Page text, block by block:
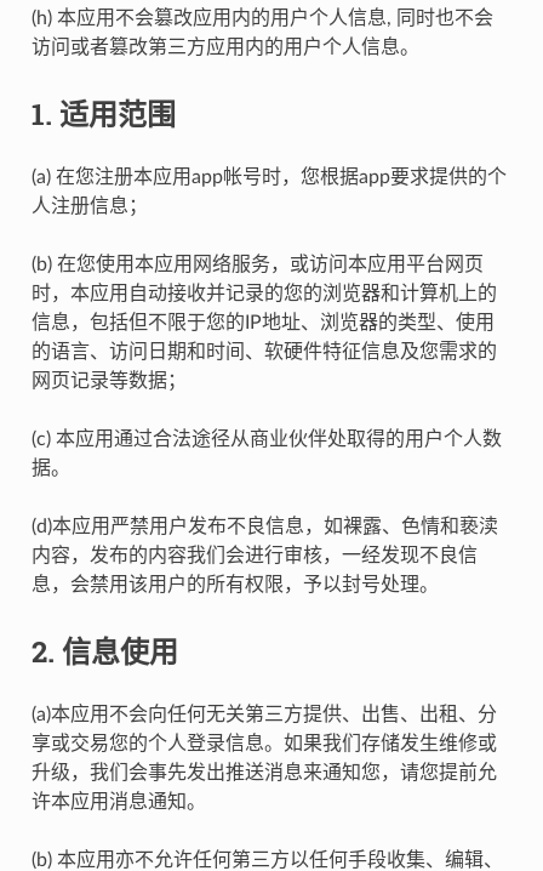
(h) 本应用不会篡改应用内的用户个人信息, 同时也不会
访问或者篡改第三方应用内的用户个人信息。
1. 适用范围
(a) 在您注册本应用app帐号时，您根据app要求提供的个
人注册信息；
(b) 在您使用本应用网络服务，或访问本应用平台网页
时，本应用自动接收并记录的您的浏览器和计算机上的
信息，包括但不限于您的IP地址、浏览器的类型、使用
的语言、访问日期和时间、软硬件特征信息及您需求的
网页记录等数据；
(c) 本应用通过合法途径从商业伙伴处取得的用户个人数
据。
(d)本应用严禁用户发布不良信息，如裸露、色情和亵渎
内容，发布的内容我们会进行审核，一经发现不良信
息，会禁用该用户的所有权限，予以封号处理。
2. 信息使用
(a)本应用不会向任何无关第三方提供、出售、出租、分
享或交易您的个人登录信息。如果我们存储发生维修或
升级，我们会事先发出推送消息来通知您，请您提前允
许本应用消息通知。
(b) 本应用亦不允许任何第三方以任何手段收集、编辑、